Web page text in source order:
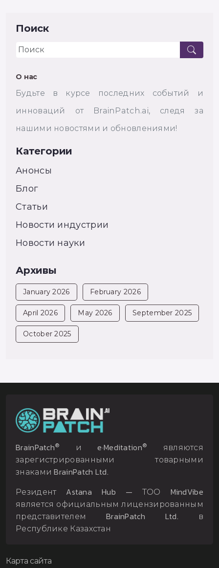
Поиск
О нас
Будьте в курсе последних событий и
инноваций от BrainPatch.ai, следя за
нашими новостями и обновлениями!
Категории
Анонсы
Блог
Статьи
Новости индустрии
Новости науки
Архивы
January 2026 February 2026
April 2026 May 2026 September 2025
October 2025
BrainPatch® и e·Meditation®
являются
зарегистрированными товарными
знаками BrainPatch Ltd.
Резидент Astana Hub — ТОО MindVibe
является официальным лицензированным
представителем BrainPatch Ltd. в
Республике Казахстан
Карта сайта